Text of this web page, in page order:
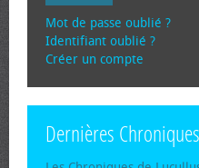
Mot de passe oublié ?
Identifiant oublié ?
Créer un compte
Dernières Chroniques